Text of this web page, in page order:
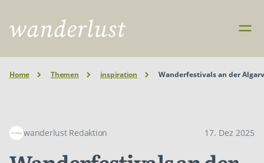
Home Themen inspiration Wanderfestivals an der
wanderlust Redaktion 17. Dez 2025